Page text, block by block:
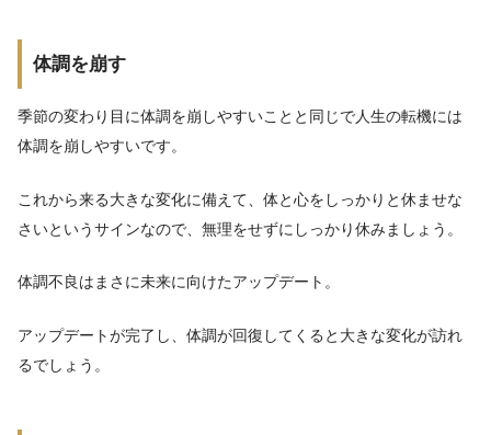
体調を崩す
季節の変わり目に体調を崩しやすいことと同じで人生の転機には
体調を崩しやすいです。
これから来る大きな変化に備えて、体と心をしっかりと休ませな
さいというサインなので、無理をせずにしっかり休みましょう。
体調不良はまさに未来に向けたアップデート。
アップデートが完了し、体調が回復してくると大きな変化が訪れ
るでしょう。